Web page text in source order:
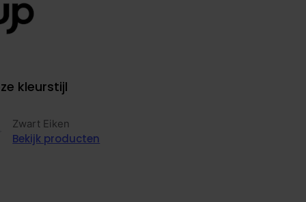
kleurstijl
Zwart Eiken
Bekijk producten